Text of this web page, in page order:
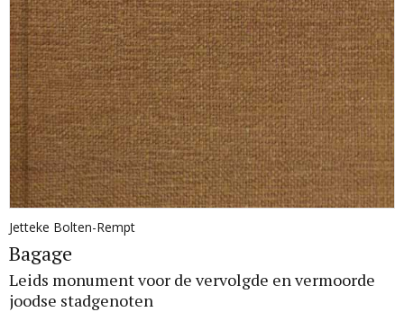
Jetteke Bolten-Rempt
Bagage
Leids monument voor de vervolgde en vermoorde
joodse stadgenoten